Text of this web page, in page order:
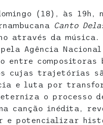
(18), às 19h,
Canto
através da música.
Agência Nacional
entre
cujas trajetórias
e luta por
o processo
canção inédita,
e potencializar